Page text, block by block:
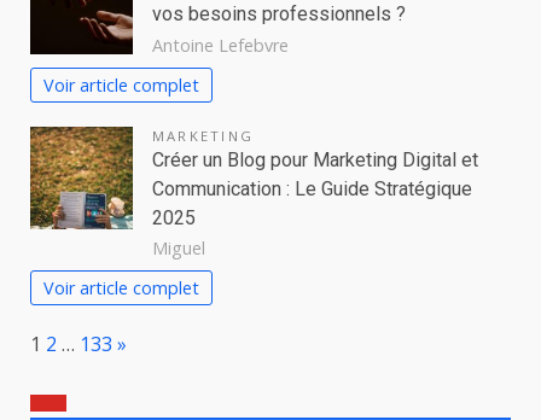
vos besoins professionnels ?
Antoine Lefebvre
Voir article complet
MARKETING
Créer un Blog pour Marketing Digital et
Communication : Le Guide Stratégique
2025
Miguel
Voir article complet
Page:
1 2 … 133 Next
»